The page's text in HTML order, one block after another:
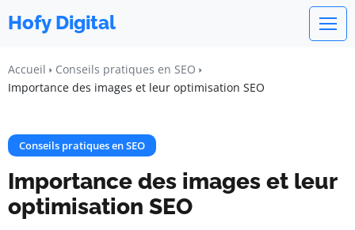
Hofy Digital
Accueil
Conseils pratiques en SEO
Importance des images et leur optimisation SEO
Conseils pratiques en SEO
Importance des images et leur
optimisation SEO